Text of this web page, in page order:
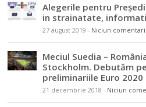
Alegerile pentru
in strainatate,
27 august 2019 - Niciun
Meciul Suedia –
Stockholm. Debutăm
preliminariile Euro 2020
21 decembrie 2018 - Niciun